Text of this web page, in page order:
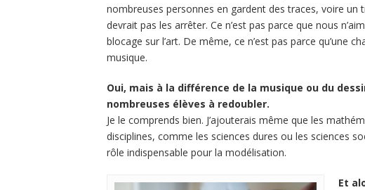
nombreuses personnes en gardent des traces, voire
devrait pas les arrêter. Ce n’est pas parce que nous
blocage sur l’art. De même, ce n’est pas parce qu’une
musique.
Oui, mais à la différence de la musique ou du
nombreuses élèves à redoubler.
Je le comprends bien. J’ajouterais même que les
disciplines, comme les sciences dures ou les sciences
rôle indispensable pour la modélisation.
Et